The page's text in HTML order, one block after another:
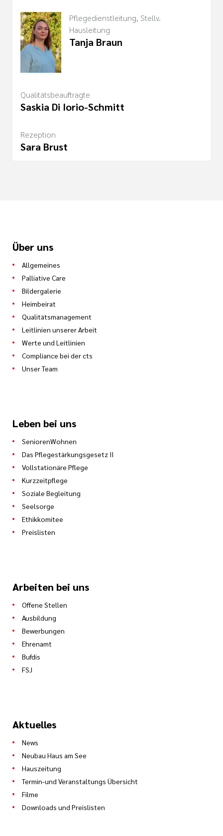
Pflegedienstleitung, Stellv.
Hausleitung
Tanja Braun
Qualitätsbeauftragte
Saskia Di Iorio-Schmitt
Rezeption
Sara Brust
Über uns
Allgemeines
Palliative Care
Bildergalerie
Heimbeirat
Qualitätsmanagement
Leitlinien unserer Arbeit
Werte und Leitlinien
Compliance bei der cts
Unser Team
Leben bei uns
SeniorenWohnen
Das Pflegestärkungsgesetz II
Vollstationäre Pflege
Kurzzeitpflege
Soziale Begleitung
Seelsorge
Ethikkomitee
Preislisten
Arbeiten bei uns
Offene Stellen
Ausbildung
Bewerbungen
Ehrenamt
Bufdis
FSJ
Aktuelles
News
Neubau Haus am See
Hauszeitung
Termin-und Veranstaltungs Übersicht
Filme
Downloads und Preislisten